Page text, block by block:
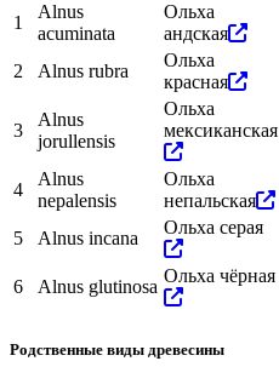
1
Alnus
acuminata
Ольха
андская
2 Alnus rubra
Ольха
красная
3
Alnus
jorullensis
Ольха
мексиканская
4
Alnus
nepalensis
Ольха
непальская
5 Alnus incana
Ольха серая
6 Alnus glutinosa
Ольха чёрная
Родственные виды древесины